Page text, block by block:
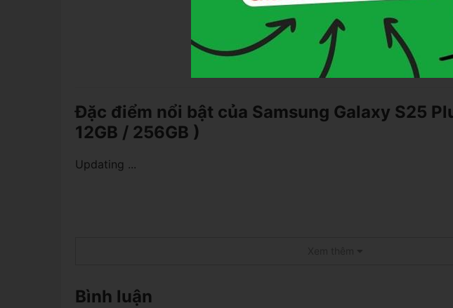
100K
tạiFanpage
🎁 Giảm thêm
nghe, Dán
Đặc điểm nổi bật của Samsung Galaxy S25
12GB / 256GB )
Updating ...
Bình luận